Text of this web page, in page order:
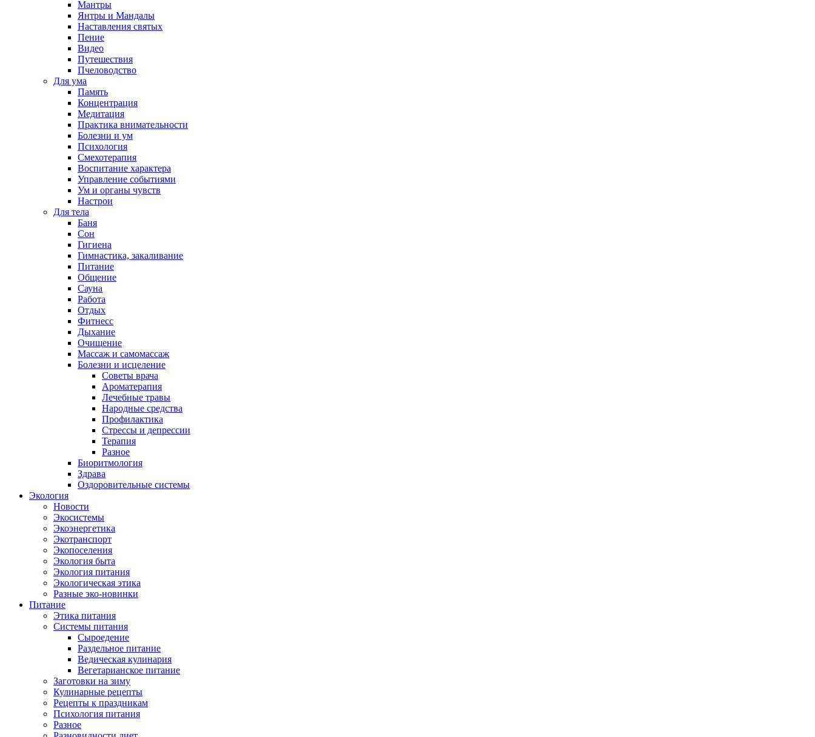
Мантры
Янтры и Мандалы
Наставления святых
Пение
Видео
Путешествия
Пчеловодство
Для ума
Память
Концентрация
Медитация
Практика внимательности
Болезни и ум
Психология
Смехотерапия
Воспитание характера
Управление событиями
Ум и органы чувств
Настрои
Для тела
Баня
Сон
Гигиена
Гимнастика, закаливание
Питание
Общение
Сауна
Работа
Отдых
Фитнесс
Дыхание
Очищение
Массаж и самомассаж
Болезни и исцеление
Советы врача
Ароматерапия
Лечебные травы
Народные средства
Профилактика
Стрессы и депрессии
Терапия
Разное
Биоритмология
Здрава
Оздоровительные системы
Экология
Новости
Экосистемы
Экоэнергетика
Экотранспорт
Экопоселения
Экология быта
Экология питания
Экологическая этика
Разные эко-новинки
Питание
Этика питания
Системы питания
Сыроедение
Раздельное питание
Ведическая кулинария
Вегетарианское питание
Заготовки на зиму
Кулинарные рецепты
Рецепты к праздникам
Психология питания
Разное